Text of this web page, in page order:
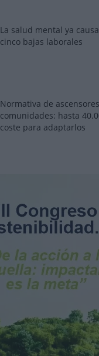
La salud mental ya
cinco bajas laborales
Normativa de
comunidades: hasta
coste para adaptarlos